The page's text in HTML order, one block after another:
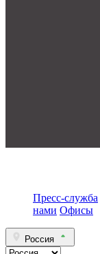
Пресс-служба
нами Офисы
Россия